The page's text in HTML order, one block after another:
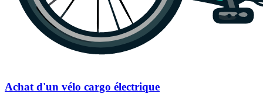
Achat d'un vélo cargo électrique